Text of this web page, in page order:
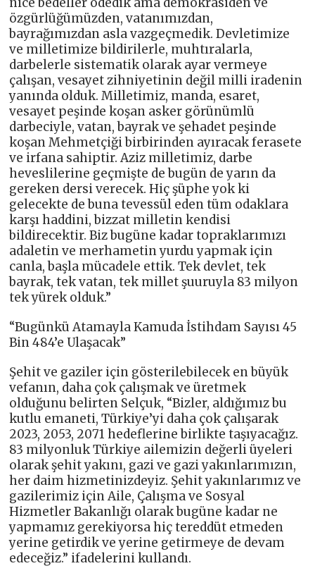
özgürlüğümüzden, vatanımızdan,
bayrağımızdan asla vazgeçmedik. Devletimize
ve milletimize bildirilerle, muhtıralarla,
darbelerle sistematik olarak ayar vermeye
çalışan, vesayet zihniyetinin değil milli iradenin
yanında olduk. Milletimiz, manda, esaret,
vesayet peşinde koşan asker görünümlü
darbeciyle, vatan, bayrak ve şehadet peşinde
koşan Mehmetçiği birbirinden ayıracak ferasete
ve irfana sahiptir. Aziz milletimiz, darbe
heveslilerine geçmişte de bugün de yarın da
gereken dersi verecek. Hiç şüphe yok ki
gelecekte de buna tevessül eden tüm odaklara
karşı haddini, bizzat milletin kendisi
bildirecektir. Biz bugüne kadar topraklarımızı
adaletin ve merhametin yurdu yapmak için
canla, başla mücadele ettik. Tek devlet, tek
bayrak, tek vatan, tek millet şuuruyla 83 milyon
tek yürek olduk.”
“Bugünkü Atamayla Kamuda İstihdam Sayısı 45
Bin 484’e Ulaşacak”
Şehit ve gaziler için gösterilebilecek en büyük
vefanın, daha çok çalışmak ve üretmek
olduğunu belirten Selçuk, “Bizler, aldığımız bu
kutlu emaneti, Türkiye’yi daha çok çalışarak
2023, 2053, 2071 hedeflerine birlikte taşıyacağız.
83 milyonluk Türkiye ailemizin değerli üyeleri
olarak şehit yakını, gazi ve gazi yakınlarımızın,
her daim hizmetinizdeyiz. Şehit yakınlarımız ve
gazilerimiz için Aile, Çalışma ve Sosyal
Hizmetler Bakanlığı olarak bugüne kadar ne
yapmamız gerekiyorsa hiç tereddüt etmeden
yerine getirdik ve yerine getirmeye de devam
edeceğiz.” ifadelerini kullandı.